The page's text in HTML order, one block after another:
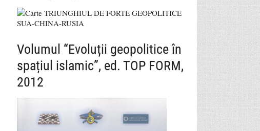
Volumul “Evoluții geopolitice în
spațiul islamic”, ed. TOP FORM,
2012